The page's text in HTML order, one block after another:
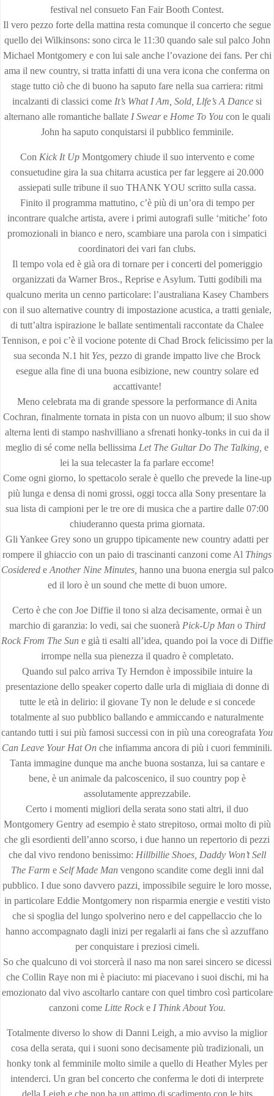
festival nel consueto Fan Fair Booth Contest.
Il vero pezzo forte della mattina resta comunque il concerto che segue
quello dei Wilkinsons: sono circa le 11:30 quando sale sul palco John
Michael Montgomery e con lui sale anche l’ovazione dei fans. Per chi
ama il new country, si tratta infatti di una vera icona che conferma on
stage tutto ciò che di buono ha saputo fare nella sua carriera: ritmi
incalzanti di classici come It’s What I Am, Sold, Llfe’s A Dance si
alternano alle romantiche ballate I Sweare Home To You con le quali
John ha saputo conquistarsi il pubblico femminile.
Con Kick It Up Montgomery chiude il suo intervento e come
consuetudine gira la sua chitarra acustica per far leggere ai 20.000
assiepati sulle tribune il suo THANK YOU scritto sulla cassa.
Finito il programma mattutino, c’è più di un’ora di tempo per
incontrare qualche artista, avere i primi autografi sulle ‘mitiche’ foto
promozionali in bianco e nero, scambiare una parola con i simpatici
coordinatori dei vari fan clubs.
Il tempo vola ed è già ora di tornare per i concerti del pomeriggio
organizzati da Warner Bros., Reprise e Asylum. Tutti godibili ma
qualcuno merita un cenno particolare: l’australiana Kasey Chambers
con il suo alternative country di impostazione acustica, a tratti geniale,
di tutt’altra ispirazione le ballate sentimentali raccontate da Chalee
Tennison, e poi c’è il vocione potente di Chad Brock felicissimo per la
sua seconda N.1 hit Yes, pezzo di grande impatto live che Brock
esegue alla fine di una buona esibizione, new country solare ed
accattivante!
Meno celebrata ma di grande spessore la performance di Anita
Cochran, finalmente tornata in pista con un nuovo album; il suo show
alterna lenti di stampo nashvilliano a sfrenati honky-tonks in cui da il
meglio di sé come nella bellissima Let The Gultar Do The Talking, e
lei la sua telecaster la fa parlare eccome!
Come ogni giorno, lo spettacolo serale è quello che prevede la line-up
più lunga e densa di nomi grossi, oggi tocca alla Sony presentare la
sua lista di campioni per le tre ore di musica che a partire dalle 07:00
chiuderanno questa prima giornata.
Gli Yankee Grey sono un gruppo tipicamente new country adatti per
rompere il ghiaccio con un paio di trascinanti canzoni come Al Things
Cosidered e Another Nine Minutes, hanno una buona energia sul palco
ed il loro è un sound che mette di buon umore.
Certo è che con Joe Diffie il tono si alza decisamente, ormai è un
marchio di garanzia: lo vedi, sai che suonerà Pick-Up Man o Third
Rock From The Sun e già ti esalti all’idea, quando poi la voce di Diffie
irrompe nella sua pienezza il quadro è completato.
Quando sul palco arriva Ty Herndon è impossibile intuire la
presentazione dello speaker coperto dalle urla di migliaia di donne di
tutte le età in delirio: il giovane Ty non le delude e si concede
totalmente al suo pubblico ballando e ammiccando e naturalmente
cantando tutti i sui più famosi successi con in più una coreografata You
Can Leave Your Hat On che infiamma ancora di più i cuori femminili.
Tanta immagine dunque ma anche buona sostanza, lui sa cantare e
bene, è un animale da palcoscenico, il suo country pop è
assolutamente apprezzabile.
Certo i momenti migliori della serata sono stati altri, il duo
Montgomery Gentry ad esempio è stato strepitoso, ormai molto di più
che gli esordienti dell’anno scorso, i due hanno un repertorio di pezzi
che dal vivo rendono benissimo: Hillbillie Shoes, Daddy Won’t Sell
The Farm e Self Made Man vengono scandite come degli inni dal
pubblico. I due sono davvero pazzi impossibile seguire le loro mosse,
in particolare Eddie Montgomery non risparmia energie e vestiti visto
che si spoglia del lungo spolverino nero e del cappellaccio che lo
hanno accompagnato dagli inizi per regalarli ai fans che sì azzuffano
per conquistare i preziosi cimeli.
So che qualcuno di voi storcerà il naso ma non sarei sincero se dicessi
che Collin Raye non mi è piaciuto: mi piacevano i suoi dischi, mi ha
emozionato dal vivo ascoltarlo cantare con quel timbro così particolare
canzoni come Litte Rock e I Think About You.
Totalmente diverso lo show di Danni Leigh, a mio avviso la miglior
cosa della serata, qui i suoni sono decisamente più tradizionali, un
honky tonk al femminile molto simile a quello di Heather Myles per
intenderci. Un gran bel concerto che conferma le doti di interprete
della Leigh e che non ha un attimo di scadimento con le hits